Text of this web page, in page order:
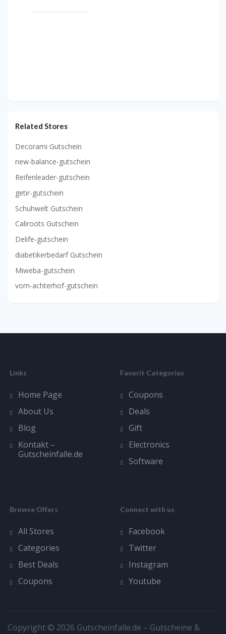
Related Stores
Decorami Gutschein
new-balance-gutschein
Reifenleader-gutschein
getir-gutschein
Schuhwelt Gutschein
Caliroots Gutschein
Delife-gutschein
diabetikerbedarf Gutschein
Miweba-gutschein
vom-achterhof-gutschein
Links
Home Page
About Us
Blog
Kontakt –
Gutscheinfalle.de
Favorit Categories
Coupons
Deals
Gift
Electronics
Software
Browse Offers
All Stores
Categories
Best Deals
Coupons
Connect with us
Facebook
Twitter
Instagram
Youtube
Copyright © 2026 Gutscheinfalle.de – Gutscheine &